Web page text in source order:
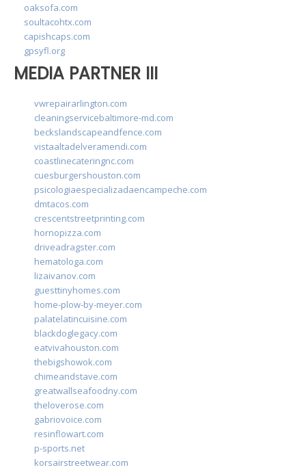
oaksofa.com
soultacohtx.com
capishcaps.com
gpsyfl.org
MEDIA PARTNER III
vwrepairarlington.com
cleaningservicebaltimore-md.com
beckslandscapeandfence.com
vistaaltadelveramendi.com
coastlinecateringnc.com
cuesburgershouston.com
psicologiaespecializadaencampeche.com
dmtacos.com
crescentstreetprinting.com
hornopizza.com
driveadragster.com
hematologa.com
lizaivanov.com
guesttinyhomes.com
home-plow-by-meyer.com
palatelatincuisine.com
blackdoglegacy.com
eatvivahouston.com
thebigshowok.com
chimeandstave.com
greatwallseafoodny.com
theloverose.com
gabriovoice.com
resinflowart.com
p-sports.net
korsairstreetwear.com